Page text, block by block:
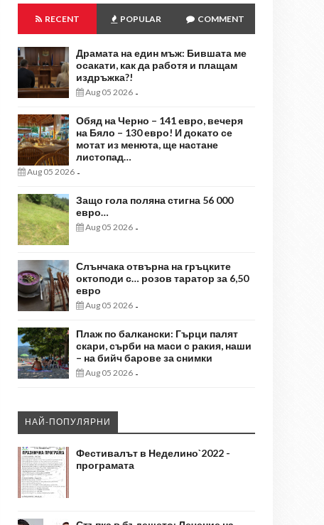
RECENT POPULAR COMMENT
Драмата на един мъж: Бившата ме
осакати, как да работя и плащам
издръжка?!
Aug 05 2026 -
Обяд на Черно – 141 евро, вечеря
на Бяло – 130 евро! И докато се
мотат из менюта, ще настане
листопад…
Aug 05 2026 -
Защо гола поляна стигна 56 000
евро…
Aug 05 2026 -
Слънчака отвърна на гръцките
октоподи с… розов таратор за 6,50
евро
Aug 05 2026 -
Плаж по балкански: Гърци палят
скари, сърби на маси с ракия, наши
– на бийч барове за снимки
Aug 05 2026 -
НАЙ-ПОПУЛЯРНИ
Фестивалът в Неделино`2022 -
програмата